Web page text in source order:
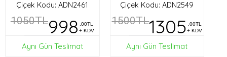
Çiçek Kodu: ADN2461
1050TL998
,00TL
+ KDV
Aynı Gün Teslimat
Çiçek Kodu: ADN2549
1500TL1305
,00TL
+ KDV
Aynı Gün Teslimat